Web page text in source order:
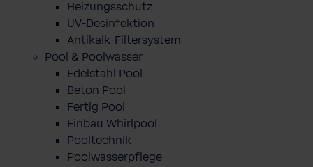
Heizungsschutz
UV-Desinfektion
Antikalk-Filtersystem
Pool & Poolwasser
Edelstahl Pool
Beton Pool
Fertig Pool
Einbau Whirlpool
Pooltechnik
Poolwasserpflege